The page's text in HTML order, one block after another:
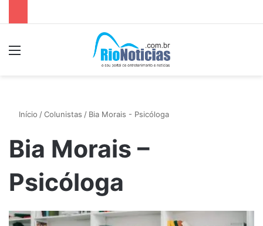
Início /Colunistas / Bia Morais - Psicóloga
Bia Morais –
Psicóloga